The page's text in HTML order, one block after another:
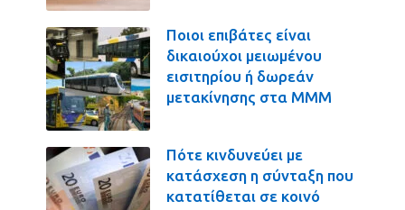
Ποιοι επιβάτες είναι
δικαιούχοι μειωμένου
εισιτηρίου ή δωρεάν
μετακίνησης στα ΜΜΜ
Πότε κινδυνεύει με
κατάσχεση η σύνταξη που
κατατίθεται σε κοινό